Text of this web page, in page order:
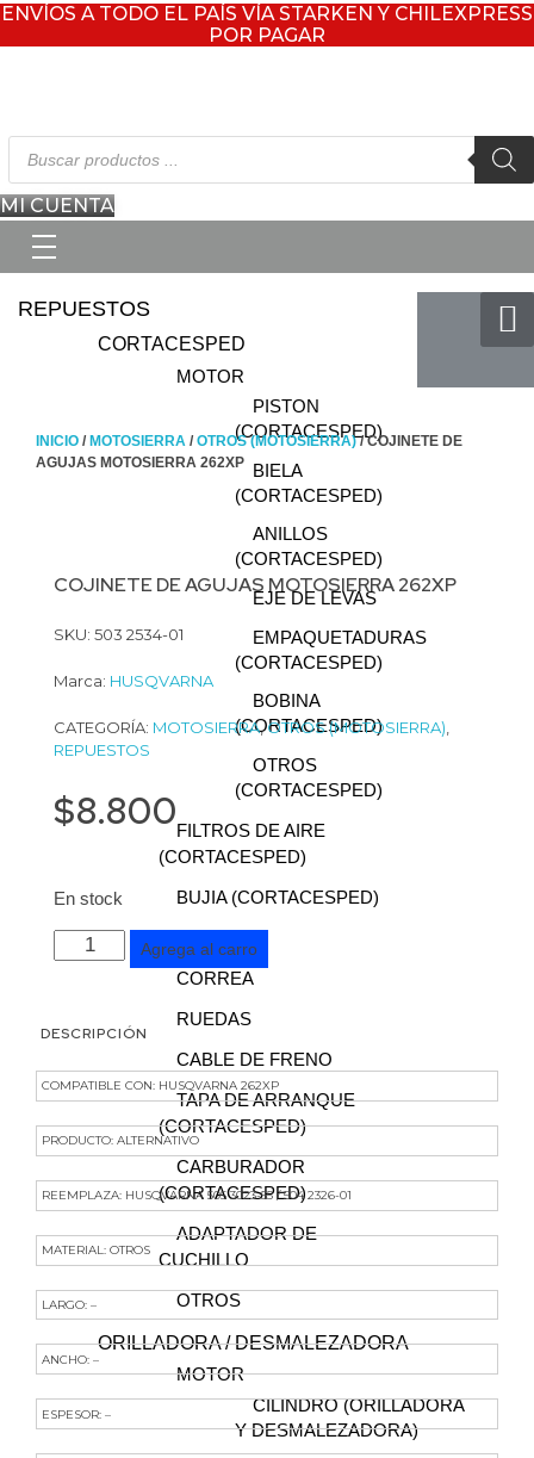
ENVÍOS A TODO EL PAÍS VÍA STARKEN Y CHILEXPRESS
POR PAGAR
Búsqueda
de
productos
MI CUENTA
REPUESTOS
CORTACESPED
MOTOR
PISTON
(CORTACESPED)
BIELA
(CORTACESPED)
ANILLOS
(CORTACESPED)
EJE DE LEVAS
EMPAQUETADURAS
(CORTACESPED)
BOBINA
(CORTACESPED)
OTROS
(CORTACESPED)
FILTROS DE AIRE
(CORTACESPED)
BUJIA (CORTACESPED)
CORREA
RUEDAS
CABLE DE FRENO
TAPA DE ARRANQUE
(CORTACESPED)
CARBURADOR
(CORTACESPED)
ADAPTADOR DE
CUCHILLO
OTROS
ORILLADORA / DESMALEZADORA
MOTOR
CILINDRO (ORILLADORA
Y DESMALEZADORA)
INICIO / MOTOSIERRA / OTROS (MOTOSIERRA)/ COJINETE DE
AGUJAS MOTOSIERRA 262XP
COJINETE DE AGUJAS MOTOSIERRA 262XP
SKU: 503 2534-01
Marca: HUSQVARNA
CATEGORÍA: MOTOSIERRA,OTROS (MOTOSIERRA),
REPUESTOS
$8.800
En stock
COJINETE
MOTOSIERRA
262XP
cantidad
Agrega al carro
DESCRIPCIÓN
COMPATIBLE CON: HUSQVARNA 262XP
PRODUCTO: ALTERNATIVO
REEMPLAZA: HUSQVARNA 505 3023-55 / 504 2326-01
MATERIAL: OTROS
LARGO: –
ANCHO: –
ESPESOR: –